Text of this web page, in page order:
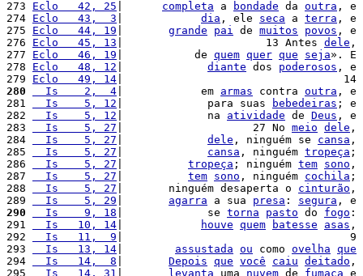
273 Eclo   42, 25 completa a bondade da outra , e
274 Eclo   43,  3 dia , ele seca a terra , e
275 Eclo   44, 19 grande pai de muitos povos , e
276 Eclo   45, 13 |                      13 Antes dele ,
277 Eclo   46, 19 |           de quem quer que seja». E
278 Eclo   48, 12 diante dos poderosos , e
279 Eclo   49, 14 |                                  14
280
  Is    2,  4
|            em armas contra outra , e
281
  Is    5, 12
|             para suas bebedeiras ; e
282
  Is    5, 12
|             na atividade de Deus , e
283
  Is    5, 27
|                    27 No meio dele ,
284
  Is    5, 27
dele , ninguém se cansa ,
285
  Is    5, 27
cansa , ninguém tropeça ;
286
  Is    5, 27
tropeça ; ninguém tem sono ,
287
  Is    5, 27
tem sono , ninguém cochila ;
288
  Is    5, 27
|       ninguém desaperta o cinturão ,
289
  Is    5, 29
agarra a sua presa : segura , e
290
  Is    9, 18
|             se torna pasto do fogo :
291
  Is   10, 14
houve quem batesse asas ,
292
  Is   11,  9
|                                   9
293
  Is   13, 14
assustada ou como ovelha que
294
  Is   14,  8
Depois que você caiu deitado ,
295
  Is   14, 31
levanta uma nuvem de fumaça e